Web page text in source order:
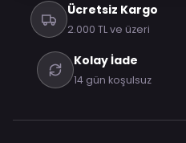
Ücretsiz Kargo
2.000 TL ve üzeri
Kolay İade
14 gün koşulsuz